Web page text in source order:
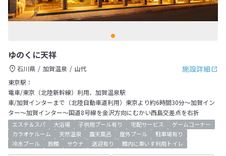
ゆのくに天祥
施設詳細
石川県 加賀温泉
山代
東京駅：
電車/東京（北陸新幹線）利用、加賀温泉駅
車/加賀インターまで（北陸自動車道利用）東京より約6時間30分～加賀イン
ター～加賀インター～国道8号線を金沢方向にむかい西島交差点を右折
エステ＆スパ 大浴場 子供用プール有り 宅配サービス
ゲームコーナー
カラオケルーム
天然温泉 露天風呂 屋外プール
駐車場有り
冷水プール
旅館 サウナ 送迎有り 館内に車いす利用トイレ